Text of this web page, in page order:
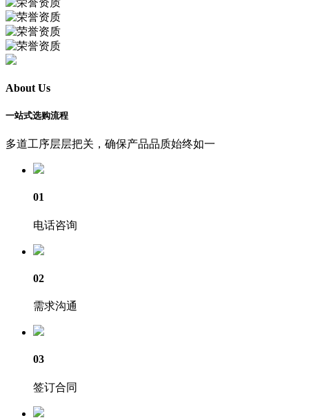
About Us
一站式选购流程
多道工序层层把关，确保产品品质始终如一
01
电话咨询
02
需求沟通
03
签订合同